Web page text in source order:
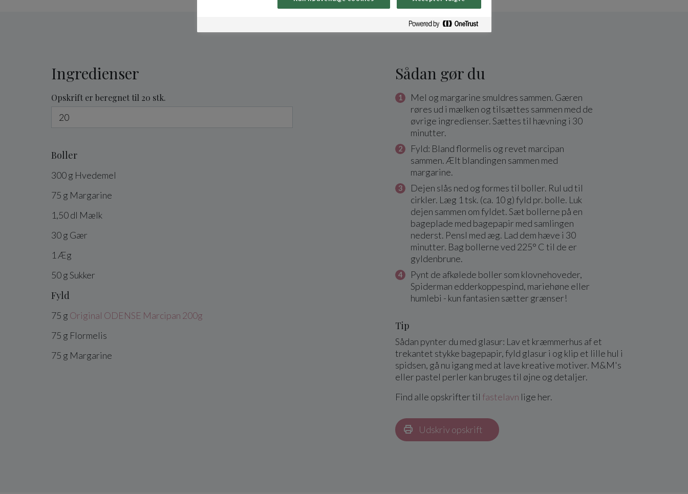
Ingredienser
Opskrift er beregnet til 20 stk.
Boller
300g Hvedemel
75 g Margarine
1,50dl Mælk
30g Gær
1 Æg
50gSukker
Fyld
75 g Original ODENSE Marcipan 200g
75 g Flormelis
75 g Margarine
Sådan gør du
Mel og margarine smuldres sammen. Gæren
røres ud i mælken og tilsættes sammen med de
øvrige ingredienser. Sættes til hævning i 30
minutter.
Fyld: Bland flormelis og revet marcipan
sammen. Ælt blandingen sammen med
margarine.
Dejen slås ned og formes til boller. Rul ud til
cirkler. Læg 1 tsk. (ca. 10 g) fyld pr. bolle. Luk
dejen sammen om fyldet. Sæt bollerne på en
bageplade med bagepapir med samlingen
nederst. Pensl med æg. Lad dem hæve i 30
minutter. Bag bollerne ved 225° C til de er
gyldenbrune.
Pynt de afkølede boller som klovnehoveder,
Spiderman edderkoppespind, mariehøne eller
humlebi - kun fantasien sætter grænser!
Tip
Sådan pynter du med glasur: Lav et kræmmerhus af et
trekantet stykke bagepapir, fyld glasur i og klip et lille hul i
spidsen, gå nu igang med at lave kreative motiver. M&M's
eller pastel perler kan bruges til øjne og detaljer.
Find alle opskrifter til fastelavn lige her.
Udskriv opskrift